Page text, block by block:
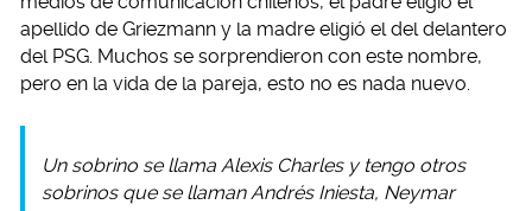
apellido de Griezmann y la madre eligió el del delantero
del PSG. Muchos se sorprendieron con este nombre,
pero en la vida de la pareja, esto no es nada nuevo.
Un sobrino se llama Alexis Charles y tengo otros
sobrinos que se llaman Andrés Iniesta, Neymar